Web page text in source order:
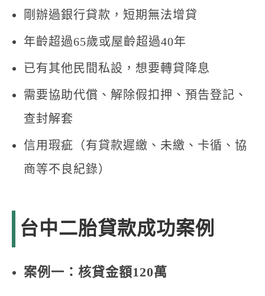
剛辦過銀行貸款，短期無法增貸
年齡超過65歲或屋齡超過40年
已有其他民間私設，想要轉貸降息
需要協助代償、解除假扣押、預告登記、
查封解套
信用瑕疵（有貸款遲繳、未繳、卡循、協
商等不良紀錄）
台中二胎貸款成功案例
案例一：核貸金額120萬